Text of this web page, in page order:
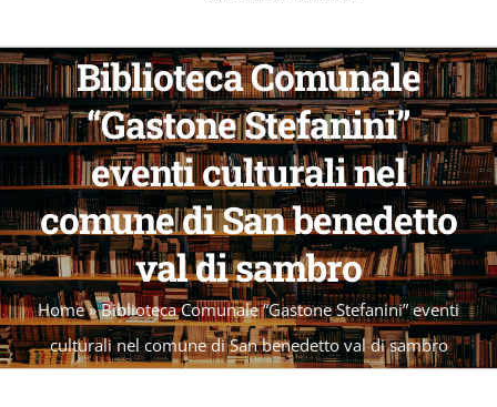
Biblioteca Comunale
“Gastone Stefanini”
eventi culturali nel
comune di San benedetto
val di sambro
Home»Biblioteca Comunale “Gastone Stefanini” eventi
culturali nel comune di San benedetto val di sambro